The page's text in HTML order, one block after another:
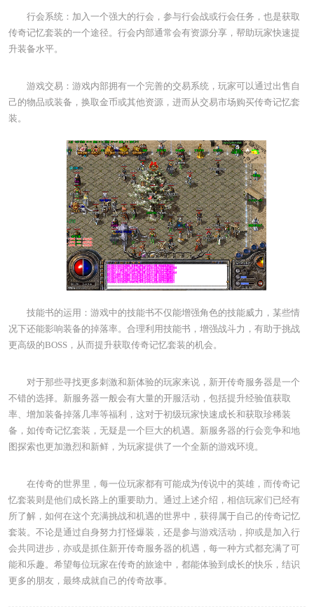
行会系统：加入一个强大的行会，参与行会战或行会任务，也是获取
传奇记忆套装的一个途径。行会内部通常会有资源分享，帮助玩家快速提
升装备水平。
游戏交易：游戏内部拥有一个完善的交易系统，玩家可以通过出售自
己的物品或装备，换取金币或其他资源，进而从交易市场购买传奇记忆套
装。
技能书的运用：游戏中的技能书不仅能增强角色的技能威力，某些情
况下还能影响装备的掉落率。合理利用技能书，增强战斗力，有助于挑战
更高级的BOSS，从而提升获取传奇记忆套装的机会。
对于那些寻找更多刺激和新体验的玩家来说，新开传奇服务器是一个
不错的选择。新服务器一般会有大量的开服活动，包括提升经验值获取
率、增加装备掉落几率等福利，这对于初级玩家快速成长和获取珍稀装
备，如传奇记忆套装，无疑是一个巨大的机遇。新服务器的行会竞争和地
图探索也更加激烈和新鲜，为玩家提供了一个全新的游戏环境。
在传奇的世界里，每一位玩家都有可能成为传说中的英雄，而传奇记
忆套装则是他们成长路上的重要助力。通过上述介绍，相信玩家们已经有
所了解，如何在这个充满挑战和机遇的世界中，获得属于自己的传奇记忆
套装。不论是通过自身努力打怪爆装，还是参与游戏活动，抑或是加入行
会共同进步，亦或是抓住新开传奇服务器的机遇，每一种方式都充满了可
能和乐趣。希望每位玩家在传奇的旅途中，都能体验到成长的快乐，结识
更多的朋友，最终成就自己的传奇故事。